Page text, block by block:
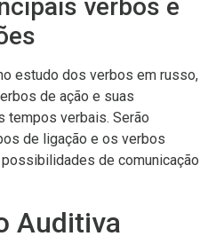
verbos e
estudo dos verbos em russo,
de ação e suas
tempos verbais. Serão
de ligação e os verbos
de comunicação
Auditiva